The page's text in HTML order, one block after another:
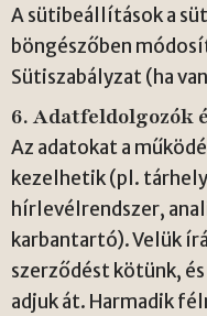
A sütibeállítások a
böngészőben
Sütiszabályzat (ha
6. Adatfeldolgozók
Az adatokat a
kezelhetik (pl.
hírlevélrendszer,
karbantartó). Velük
szerződést kötünk,
adjuk át. Harmadik